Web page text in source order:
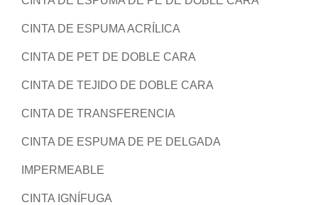
CINTA DE ESPUMA ACRÍLICA
CINTA DE PET DE DOBLE CARA
CINTA DE TEJIDO DE DOBLE CARA
CINTA DE TRANSFERENCIA
CINTA DE ESPUMA DE PE DELGADA
IMPERMEABLE
CINTA IGNÍFUGA